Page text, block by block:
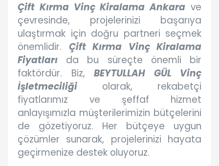
Çift Kırma Vinç Kiralama Ankara ve
çevresinde, projelerinizi başarıya
ulaştırmak için doğru partneri seçmek
önemlidir. Çift Kırma Vinç Kiralama
Fiyatları da bu süreçte önemli bir
faktördür. Biz, BEYTULLAH GÜL Vinç
İşletmeciliği olarak, rekabetçi
fiyatlarımız ve şeffaf hizmet
anlayışımızla müşterilerimizin bütçelerini
de gözetiyoruz. Her bütçeye uygun
çözümler sunarak, projelerinizi hayata
geçirmenize destek oluyoruz.